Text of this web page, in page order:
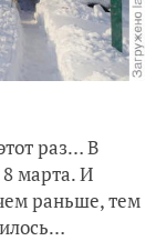
раз… В
марта. И
раньше, тем